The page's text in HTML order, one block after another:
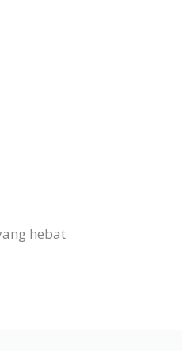
hebat